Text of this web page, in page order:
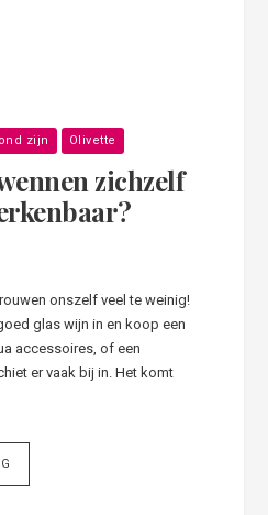
zijn Olivette
zichzelf
onszelf veel te weinig!
glas wijn in en koop een
accessoires, of een
er vaak bij in. Het komt